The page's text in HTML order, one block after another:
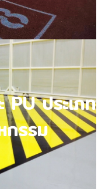
ประเภท
กรรม
าน